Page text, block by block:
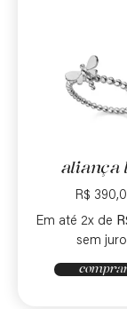
aliança
R$
Em até 2x de
sem